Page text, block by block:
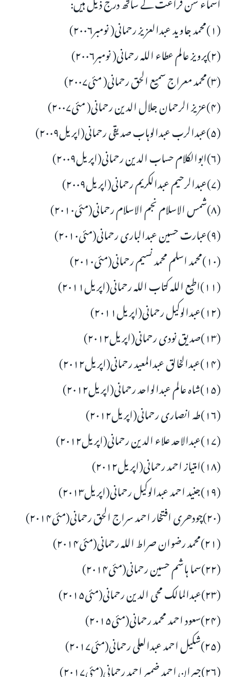
(۱)محمد جاوید عبدالعزیز رحمانی( نومبر۲۰۰۶)
(۲)پرویز عالم عطاء اللہ رحمانی( نومبر۲۰۰۶)
(۳)محمد معراج سمیع الحق رحمانی( مئی۲۰۰۷)
(۴)عزیز الرحمان جلال الدین رحمانی( مئی۲۰۰۷)
(۵)عبدالرب عبدالوہاب صدیقی رحمانی(اپریل۲۰۰۹)
(۶)ابوالکلام حساب الدین رحمانی(اپریل۲۰۰۹)
(۷)عبدالرحیم عبدالکریم رحمانی(اپریل۲۰۰۹)
(۸)شمس الاسلام نجم الاسلام رحمانی(مئی۲۰۱۰)
(۹)عبارت حسین عبدالباری رحمانی(مئی۲۰۱۰)
(۱۰)محمد اسلم محمد نسیم رحمانی(مئی۲۰۱۰)
(۱۱)اطیع اللہ کتاب اللہ رحمانی(اپریل۲۰۱۱)
(۱۲)عبدالوکیل رحمانی(اپریل۲۰۱۱)
(۱۳)صدیق نودی رحمانی(اپریل۲۰۱۲)
(۱۴)عبدالخالق عبدالمعید رحمانی(اپریل۲۰۱۲)
(۱۵)شاہ عالم عبدالواحد رحمانی(اپریل۲۰۱۲)
(۱۶)طہ انصاری رحمانی(اپریل۲۰۱۲)
(۱۷)عبدالاحد علاء الدین رحمانی(اپریل۲۰۱۲)
(۱۸)امتیاز احمد رحمانی(اپریل۲۰۱۲)
(۱۹)جنید احمد عبدالوکیل رحمانی(اپریل۲۰۱۳)
(۲۰)چودھری افتخار احمد سراج الحق رحمانی(مئی۲۰۱۴)
(۲۱)محمد رضوان صراط اللہ رحمانی(مئی۲۰۱۴)
(۲۲)سما ہاشم حسین رحمانی(مئی۲۰۱۴)
(۲۳)عبدالمالک محی الدین رحمانی(مئی۲۰۱۵)
(۲۴)سعود احمد محمد رحمانی(مئی۲۰۱۵)
(۲۵)شکیل احمد عبدالعلی رحمانی(مئی۲۰۱۷)
(۲۶)جبران احمد ضمیر احمد رحمانی(مئی۲۰۱۷)